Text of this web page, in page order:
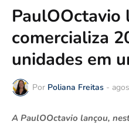
PaulOOctavio
comercializa
unidades em
Por Poliana Freitas -
A PaulOOctavio lançou,